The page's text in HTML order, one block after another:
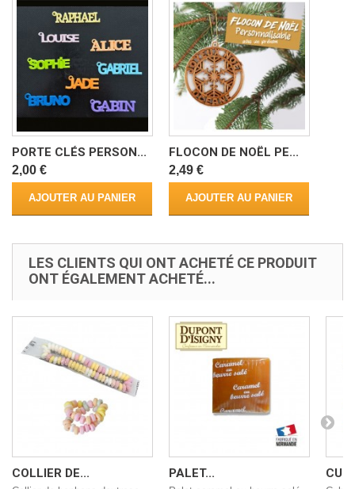
PORTE CLÉS PERSON...
2,00 €
AJOUTER AU PANIER
FLOCON DE NOËL PE...
2,49 €
AJOUTER AU PANIER
LES CLIENTS QUI ONT ACHETÉ CE PRODUIT
ONT ÉGALEMENT ACHETÉ...
COLLIER DE... PALET...